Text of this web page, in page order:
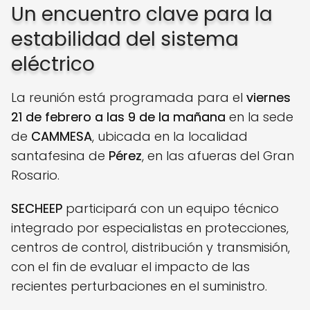
Un encuentro clave para la
estabilidad del sistema
eléctrico
La reunión está programada para el viernes
21 de febrero a las 9 de la mañana en la sede
de CAMMESA, ubicada en la localidad
santafesina de Pérez, en las afueras del Gran
Rosario.
SECHEEP participará con un equipo técnico
integrado por especialistas en protecciones,
centros de control, distribución y transmisión,
con el fin de evaluar el impacto de las
recientes perturbaciones en el suministro.